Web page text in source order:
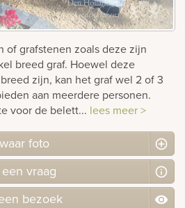
of grafstenen zoals deze zijn
breed graf. Hoewel deze
zijn, kan het graf wel 2 of 3
aan meerdere personen.
voor de belett... lees meer >
foto
een vraag
bezoek